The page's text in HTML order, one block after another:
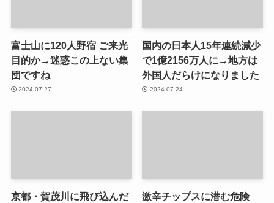
富士山に120人野宿 ご来光
目的か→迷惑この上ない集
団ですね
2024-07-27
国内の日本人15年連続減少
で1億2156万人に→地方は
外国人だらけになりました
2024-07-24
京都・賀茂川に飛び込んだ
激辛チップスに潜む危険